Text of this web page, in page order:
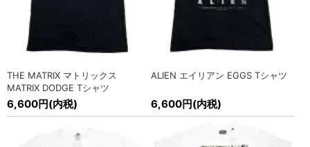
2026/2/7
SEEK&DESTROY(シーク アンド デストロイ) EAGLE コーチジ
ャケット他入荷!
2026/2/7
SEEK&DESTROY(シーク アンド デストロイ) ロングスリーブ
Tシャツ入荷! » MORE
2026/2/5
» MORE
THE MATRIX マトリックス
MATRIX DODGE Tシャツ
6,600円(内税)
ALIEN エイリアン EGGS Tシャツ
6,600円(内税)